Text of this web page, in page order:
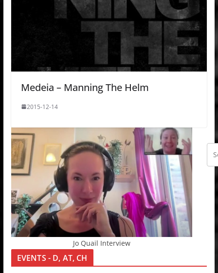
Medeia – Manning The Helm
2015-12-14
Jo Quail Interview
EVENTS - D, AT, CH